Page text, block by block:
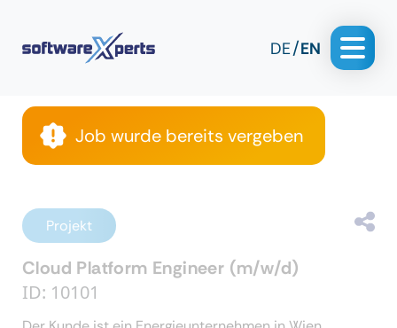
DE EN
Job wurde bereits vergeben
Projekt
Cloud Platform Engineer (m/w/d)
ID: 10101